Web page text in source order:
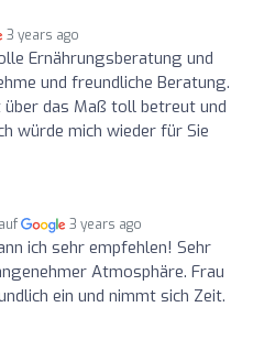
3 years ago
Ernährungsberatung und
und freundliche Beratung.
das Maß toll betreut und
würde mich wieder für Sie
3 years ago
ich sehr empfehlen! Sehr
Atmosphäre. Frau
ein und nimmt sich Zeit.